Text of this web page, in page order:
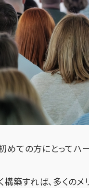
ての方にとってハ
構築すれば、多くのメ